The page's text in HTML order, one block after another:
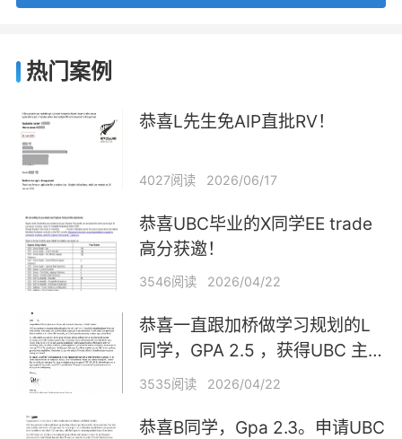
热门案例
恭喜L先生免AIP直批RV！
4027阅读 2026/06/17
恭喜UBC毕业的X同学EE trade
高分获邀！
3546阅读 2026/04/22
恭喜一直跟加桥做学习规划的L
同学，GPA 2.5 ，获得UBC 主校
区 Offer！
3535阅读 2026/04/22
恭喜B同学，Gpa 2.3。申请UBC